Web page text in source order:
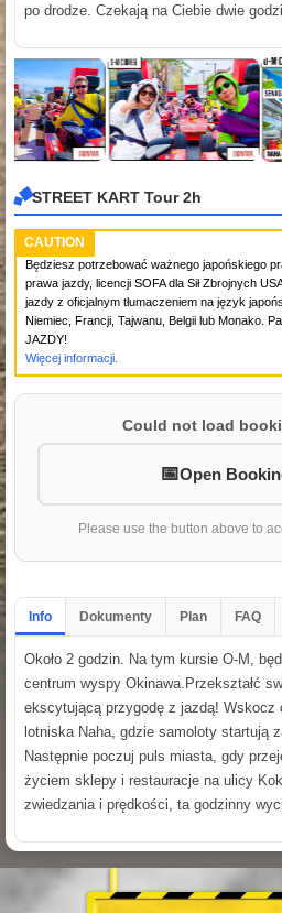
po drodze. Czekają na Ciebie dwie
STREET KART Tour 2h
CAUTION
Będziesz potrzebować ważnego japońskiego
prawa jazdy, licencji SOFA dla Sił Zbrojnych
jazdy z oficjalnym tłumaczeniem na język
Niemiec, Francji, Tajwanu, Belgii lub Monako.
JAZDY!
Więcej informacji.
Could not load
Open
Please use the button above to
Info Dokumenty Plan FAQ
Około 2 godzin. Na tym kursie O-M,
centrum wyspy Okinawa.Przekształć
ekscytującą przygodę z jazdą! Wskocz
lotniska Naha, gdzie samoloty startują
Następnie poczuj puls miasta, gdy
życiem sklepy i restauracje na ulicy
zwiedzania i prędkości, ta godzinny